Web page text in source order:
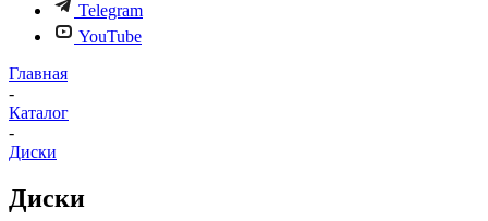
Telegram
YouTube
Главная
-
Каталог
-
Диски
Диски